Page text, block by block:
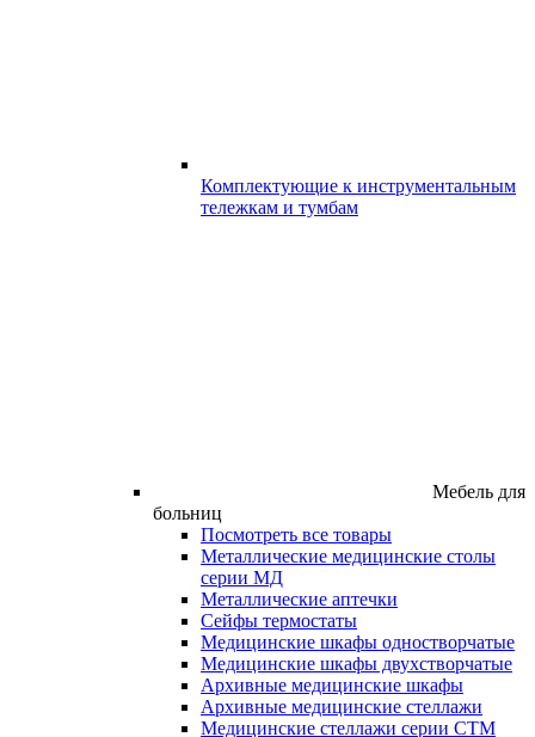
Комплектующие к инструментальным
тележкам и тумбам
Мебель для
больниц
Посмотреть все товары
Металлические медицинские столы
серии МД
Металлические аптечки
Сейфы термостаты
Медицинские шкафы одностворчатые
Медицинские шкафы двухстворчатые
Архивные медицинские шкафы
Архивные медицинские стеллажи
Медицинские стеллажи серии СТМ